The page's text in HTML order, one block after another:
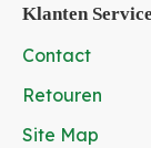
Klanten Service
Contact
Retouren
Site Map